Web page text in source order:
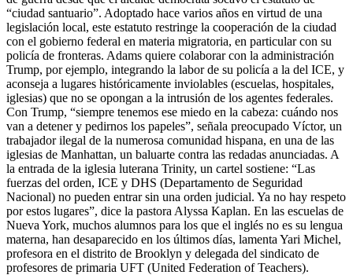
“ciudad santuario”. Adoptado hace varios años en virtud de una
legislación local, este estatuto restringe la cooperación de la ciudad
con el gobierno federal en materia migratoria, en particular con su
policía de fronteras. Adams quiere colaborar con la administración
Trump, por ejemplo, integrando la labor de su policía a la del ICE, y
aconseja a lugares históricamente inviolables (escuelas, hospitales,
iglesias) que no se opongan a la intrusión de los agentes federales.
Con Trump, “siempre tenemos ese miedo en la cabeza: cuándo nos
van a detener y pedirnos los papeles”, señala preocupado Víctor, un
trabajador ilegal de la numerosa comunidad hispana, en una de las
iglesias de Manhattan, un baluarte contra las redadas anunciadas. A
la entrada de la iglesia luterana Trinity, un cartel sostiene: “Las
fuerzas del orden, ICE y DHS (Departamento de Seguridad
Nacional) no pueden entrar sin una orden judicial. Ya no hay respeto
por estos lugares”, dice la pastora Alyssa Kaplan. En las escuelas de
Nueva York, muchos alumnos para los que el inglés no es su lengua
materna, han desaparecido en los últimos días, lamenta Yari Michel,
profesora en el distrito de Brooklyn y delegada del sindicato de
profesores de primaria UFT (United Federation of Teachers).